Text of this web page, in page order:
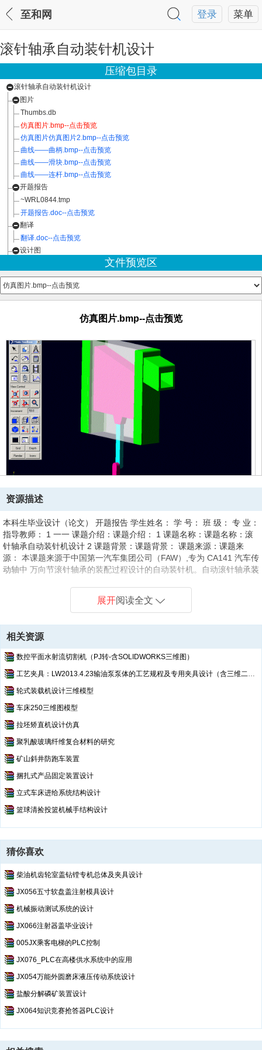
菜单
登录
至和网
滚针轴承自动装针机设计
压缩包目录
滚针轴承自动装针机设计
图片
Thumbs.db
仿真图片.bmp--点击预览
仿真图片仿真图片2.bmp--点击预览
曲线——曲柄.bmp--点击预览
曲线——滑块.bmp--点击预览
曲线——连杆.bmp--点击预览
开题报告
~WRL0844.tmp
开题报告.doc--点击预览
翻译
翻译.doc--点击预览
设计图
1.dwg--点击预览
2.bak
2.dwg--点击预览
4.dwl
5.bak
5.dwg--点击预览
sav58.tmp
sav5D.tmp
说明书
毕业论文.doc--点击预览
MODELl_5.bin
model_1.avi
文件预览区
仿真图片.bmp--点击预览
资源描述
本科生毕业设计（论文） 开题报告 学生姓名： 学 号： 班 级： 专 业：
指导教师： 1 一一 课题介绍：课题介绍： 1 课题名称：课题名称：滚
针轴承自动装针机设计 2 课题背景：课题背景： 课题来源：课题来
源： 本课题来源于中国第一汽车集团公司（FAW）,专为 CA141 汽车传
动轴中 万向节滚针轴承的装配过程设计的自动装针机。自动滚针轴承装
自动线是一种专用高效自动化技术装备，目前，由于它仍是大 批量机械
车 工业，是机床和自动线最大的用户。如德国大众汽车厂在 Salzgitter
的发动机 工厂，90 年代初所采用的金属切削机床主要是自动线
(60%)、组合机床(20%)和 加工中心(20%)。显然，在大批量生产的机
械工业部门，大量采用的设备是机 床和自动线。因此，机床及其自动线
的技术性能和综合自动化水平，在
展开阅读全文
相关资源
数控平面水射流切割机（PJ转-含SOLIDWORKS三维图）
工艺夹具：LW2013.4.23输油泵泵体的工艺规程及专用夹具设计（含三维二维工艺卡）
轮式装载机设计三维模型
车床250三维图模型
拉坯矫直机设计仿真
聚乳酸玻璃纤维复合材料的研究
矿山斜井防跑车装置
捆扎式产品固定装置设计
立式车床进给系统结构设计
篮球清捡投篮机械手结构设计
猜你喜欢
柴油机齿轮室盖钻镗专机总体及夹具设计
JX056五寸软盘盖注射模具设计
机械振动测试系统的设计
JX066注射器盖毕业设计
005JX乘客电梯的PLC控制
JX076_PLC在高楼供水系统中的应用
JX054万能外圆磨床液压传动系统设计
盐酸分解磷矿装置设计
JX064知识竞赛抢答器PLC设计